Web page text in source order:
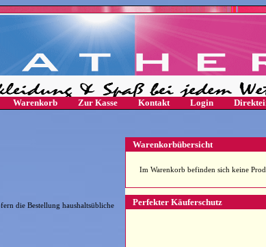
Warenkorb Zur Kasse Kontakt Login
Warenkorbübersicht
Im Warenkorb befinden sich keine
Perfekter Käuferschutz
die Bestellung haushaltsübliche